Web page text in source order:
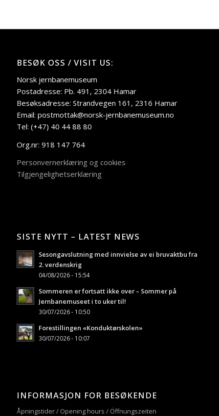
BESØK OSS / VISIT US:
Norsk jernbanemuseum
Postadresse: Pb. 491, 2304 Hamar
Besøksadresse: Strandvegen 161, 2316 Hamar
Email: postmottak@norsk-jernbanemuseum.no
Tel: (+47) 40 44 88 80
Org.nr: 918 147 764
Personvernerklæring og cookies
Tilgjengelighetserklæring
SISTE NYTT – LATEST NEWS
Sesongavslutning med innvielse av ei bruvaktbu fra
2. verdenskrig
04/08/2026 - 15:54
Sommeren er fortsatt ikke over – Sommer på
Jernbanemuseet i to uker til!
30/07/2026 - 10:50
Forestillingen «Konduktørskolen»
30/07/2026 - 10:07
INFORMASJON FOR BESØKENDE
Åpningstider / Opening hours / Öffnungszeiten